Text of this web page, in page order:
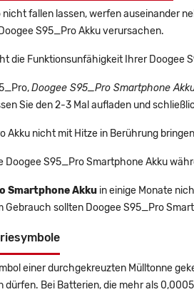
fallen lassen, werfen auseinander
S95_Pro Akku verursachen.
die Funktionsunfähigkeit Ihrer Doogee
Doogee S95_Pro Smartphone
Sie den 2-3 Mal aufladen und
Akku nicht mit Hitze in Berührung
Doogee S95_Pro Smartphone Akku
Smartphone Akku in einige Monate
Gebrauch sollten Doogee S95_Pro
einer durchgekreuzten Mülltonne
dürfen. Bei Batterien, die mehr als